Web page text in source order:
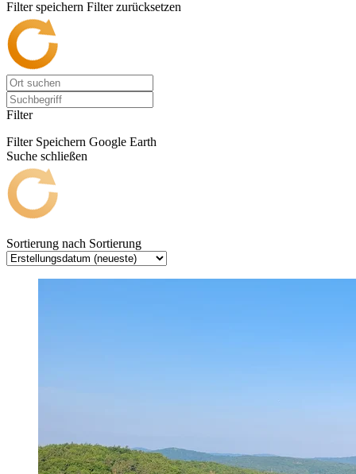
Filter speichern Filter zurücksetzen
Filter
Filter Speichern Google Earth
Suche schließen
Sortierung nach Sortierung